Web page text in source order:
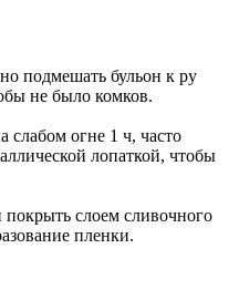
подмешать бульон к ру
не было комков.
слабом огне 1 ч, часто
лопаткой, чтобы
покрыть слоем сливочного
пленки.